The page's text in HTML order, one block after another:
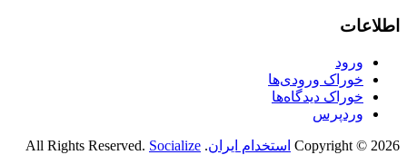
اطلاعات
ورود
خوراک ورودی‌ها
خوراک دیدگاه‌ها
وردپرس
Copyright © 2026 استخدام ایران. All Rights Reserved.
Socialize